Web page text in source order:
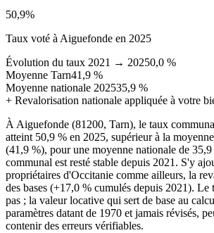
50,9%
Taux voté à Aiguefonde en 2025
Évolution du taux 2021 → 20250,0 %
Moyenne Tarn41,9 %
Moyenne nationale 202535,9 %
+ Revalorisation nationale appliquée à votre
À Aiguefonde (81200, Tarn), le taux
atteint 50,9 % en 2025, supérieur à la
(41,9 %), pour une moyenne nationale de
communal est resté stable depuis 2021. S'y
propriétaires d'Occitanie comme ailleurs, la
des bases (+17,0 % cumulés depuis 2021). Le
pas ; la valeur locative qui sert de base au
paramètres datant de 1970 et jamais révisés,
contenir des erreurs vérifiables.